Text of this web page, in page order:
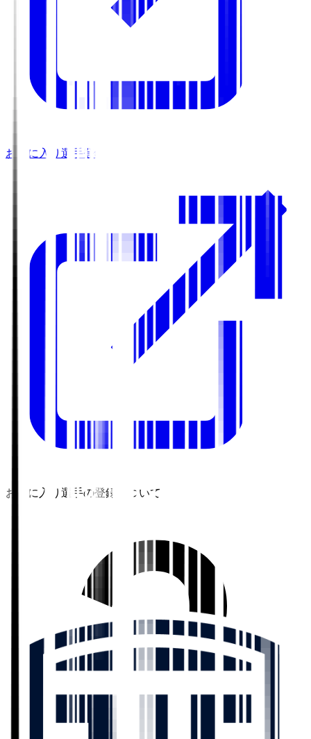
お気に入り選手登録
お気に入り選手の登録について